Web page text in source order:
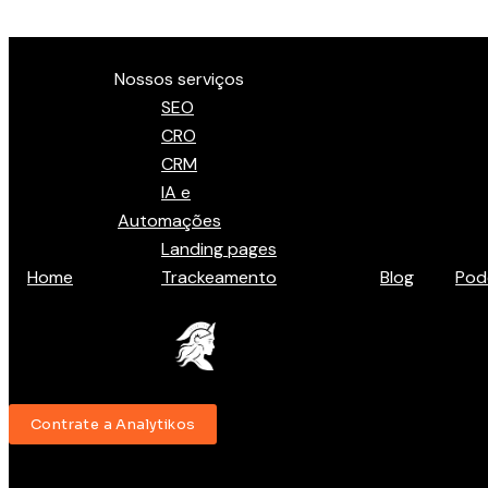
Home
Nossos serviços
SEO
CRO
CRM
IA e
Automações
Landing pages
Trackeamento
Blog
Contrate a Analytikos